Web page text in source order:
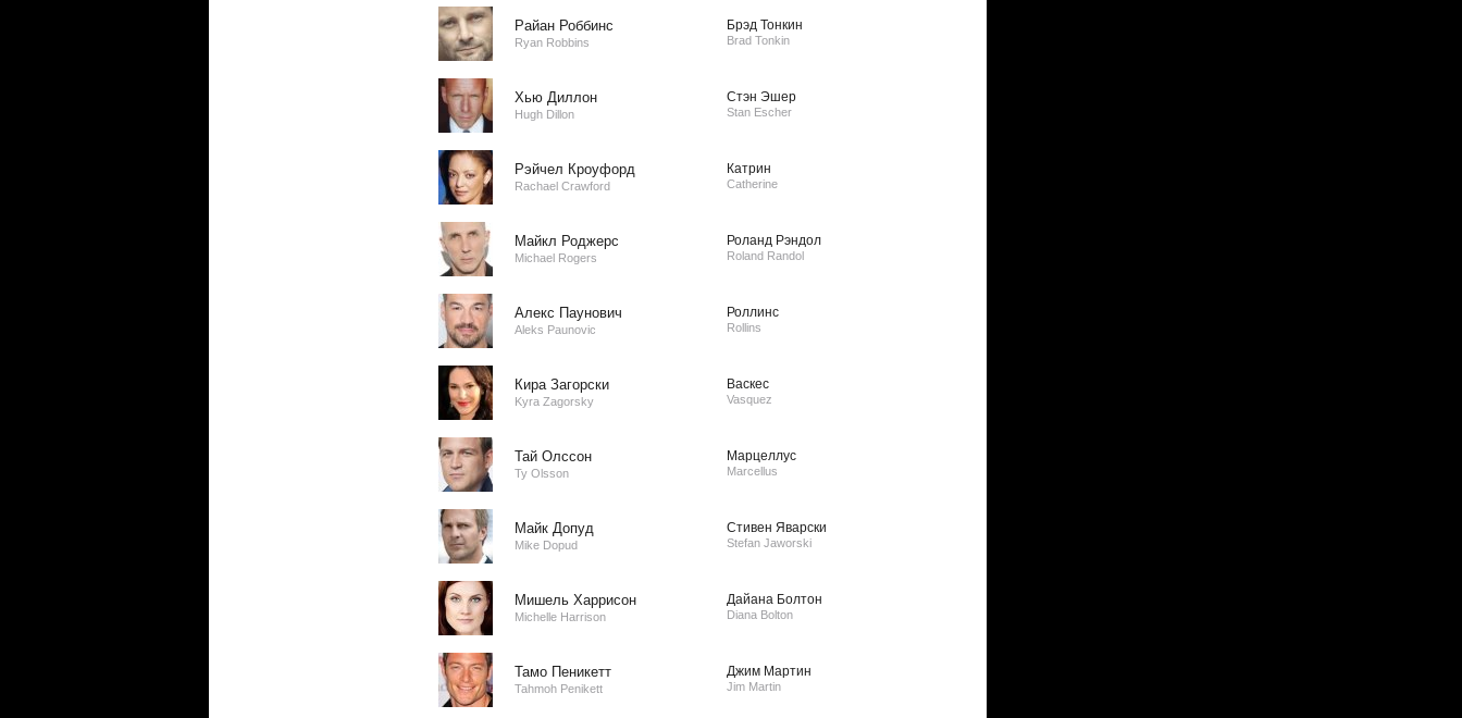
Райан Роббинс
Ryan Robbins
Брэд Тонкин
Brad Tonkin
Хью Диллон
Hugh Dillon
Стэн Эшер
Stan Escher
Рэйчел Кроуфорд
Rachael Crawford
Катрин
Catherine
Майкл Роджерс
Michael Rogers
Роланд Рэндол
Roland Randol
Алекс Паунович
Aleks Paunovic
Роллинс
Rollins
Кира Загорски
Kyra Zagorsky
Васкес
Vasquez
Тай Олссон
Ty Olsson
Марцеллус
Marcellus
Майк Допуд
Mike Dopud
Стивен Яварски
Stefan Jaworski
Мишель Харрисон
Michelle Harrison
Дайана Болтон
Diana Bolton
Тамо Пеникетт
Tahmoh Penikett
Джим Мартин
Jim Martin